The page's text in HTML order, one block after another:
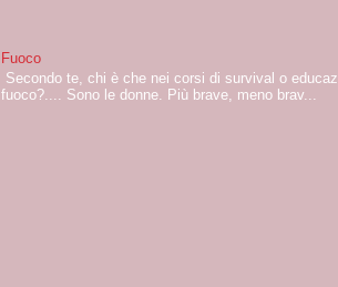
Fuoco
Secondo te, chi è che nei corsi di survival o
fuoco?.... Sono le donne. Più brave, meno brav...